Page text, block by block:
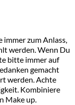
immer zum Anlass,
werden. Wenn Du
bitte immer auf
gemacht
werden. Achte
Kombiniere
Make up.